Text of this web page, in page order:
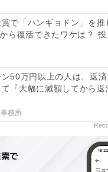
View this post on
で「ハンギョドン」を推
ら復活できたワケは？ 投
50万円以上の人は、返
『大幅に減額してから返
務所